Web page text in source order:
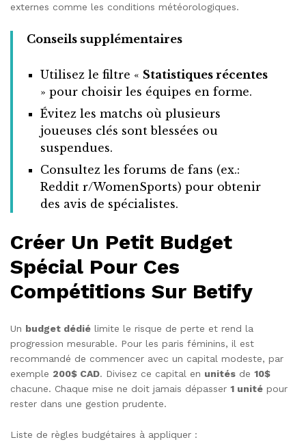
externes comme les conditions météorologiques.
Conseils supplémentaires
Utilisez le filtre « Statistiques récentes
» pour choisir les équipes en forme.
Évitez les matchs où plusieurs
joueuses clés sont blessées ou
suspendues.
Consultez les forums de fans (ex.:
Reddit r/WomenSports) pour obtenir
des avis de spécialistes.
Créer Un Petit Budget
Spécial Pour Ces
Compétitions Sur Betify
Un budget dédié limite le risque de perte et rend la
progression mesurable. Pour les paris féminins, il est
recommandé de commencer avec un capital modeste, par
exemple 200$ CAD. Divisez ce capital en unités de 10$
chacune. Chaque mise ne doit jamais dépasser 1 unité pour
rester dans une gestion prudente.
Liste de règles budgétaires à appliquer :